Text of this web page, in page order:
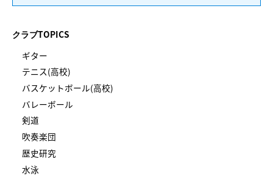
クラブTOPICS
ギター
テニス(高校)
バスケットボール(高校)
バレーボール
剣道
吹奏楽団
歴史研究
水泳